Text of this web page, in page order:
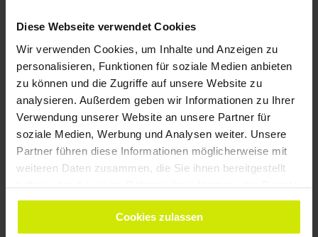
Diese Webseite verwendet Cookies
Wir verwenden Cookies, um Inhalte und Anzeigen zu
personalisieren, Funktionen für soziale Medien anbieten
zu können und die Zugriffe auf unsere Website zu
analysieren. Außerdem geben wir Informationen zu Ihrer
Verwendung unserer Website an unsere Partner für
soziale Medien, Werbung und Analysen weiter. Unsere
Partner führen diese Informationen möglicherweise mit
weiteren Daten zusammen, die Sie ihnen bereitgestellt
haben oder die sie im Rahmen Ihrer Nutzung der Dienste
gesammelt haben.
Cookies zulassen
WIR FREUEN UNS AUF SIE,